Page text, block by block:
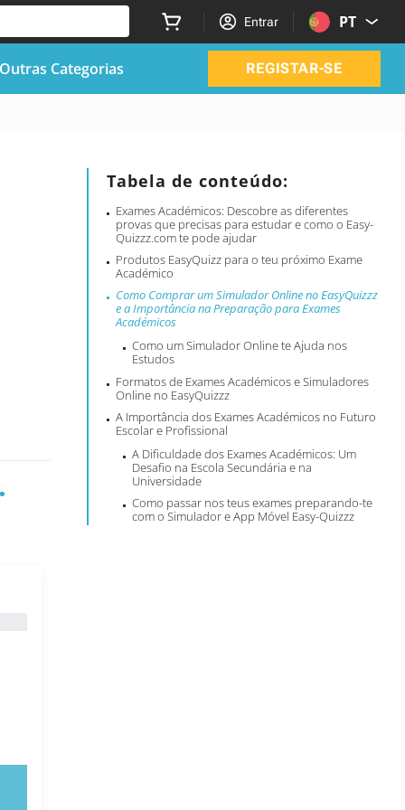
Entrar PT
Outras Categorias REGISTAR-SE
Tabela de conteúdo:
Exames Académicos: Descobre as diferentes
provas que precisas para estudar e como o Easy-
Quizzz.com te pode ajudar
Produtos EasyQuizz para o teu próximo Exame
Académico
Como Comprar um Simulador Online no EasyQuizzz
e a Importância na Preparação para Exames
Académicos
Como um Simulador Online te Ajuda nos
Estudos
Formatos de Exames Académicos e Simuladores
Online no EasyQuizzz
A Importância dos Exames Académicos no Futuro
Escolar e Profissional
A Dificuldade dos Exames Académicos: Um
Desafio na Escola Secundária e na
Universidade
Como passar nos teus exames preparando-te
com o Simulador e App Móvel Easy-Quizzz